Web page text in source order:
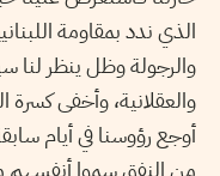
الذي ندد بمقاومة
والرجولة وظل ينظر لنا
والعقلانية، وأخفى
أوجع رؤوسنا في أيام
من النفق سموا أنفسهم